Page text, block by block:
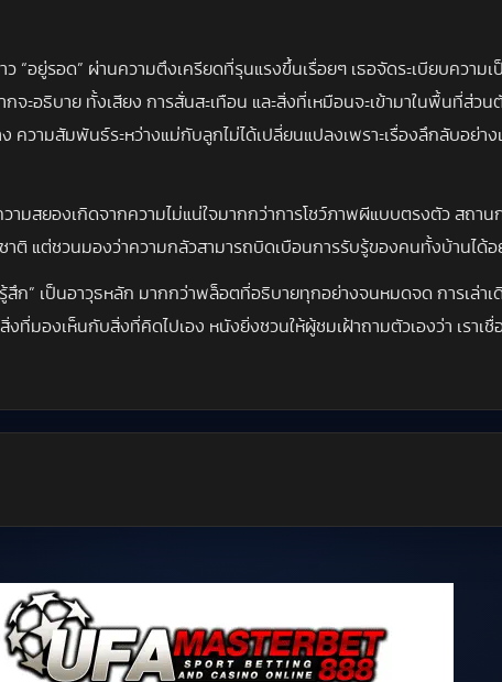
อยู่รอด” ผ่านความตึงเครียดที่รุนแรงขึ้นเรื่อยๆ เธอจัดระเบียบควา
จะอธิบาย ทั้งเสียง การสั่นสะเทือน และสิ่งที่เหมือนจะเข้ามาในพื้นที่ส่
ความสัมพันธ์ระหว่างแม่กับลูกไม่ได้เปลี่ยนแปลงเพราะเรื่องลึกลับอย่า
ามสยองเกิดจากความไม่แน่ใจมากกว่าการโชว์ภาพผีแบบตรงตัว สถา
ติ แต่ชวนมองว่าความกลัวสามารถบิดเบือนการรับรู้ของคนทั้งบ้านได้อ
สึก” เป็นอาวุธหลัก มากกว่าพล็อตที่อธิบายทุกอย่างจนหมดจด การเล่า
งที่มองเห็นกับสิ่งที่คิดไปเอง หนังยิ่งชวนให้ผู้ชมเฝ้าถามตัวเองว่า เรา